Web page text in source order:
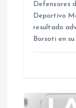
a
Defensores
Deportivo
resultado
Borsoti en